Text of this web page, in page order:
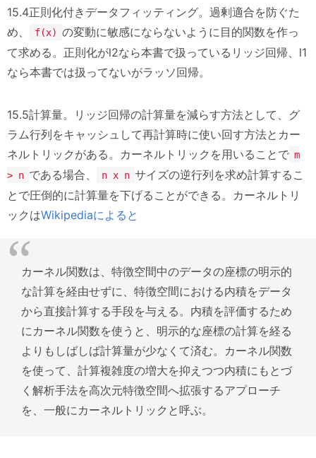
15.4正則化付きデータフィッティング。過剰適合を防ぐた
め、
f(x) の変動に敏感にならないように目的関数を作っ
て求める。正則化がl2なら本書で扱っているリッジ回帰、l1
なら本書では扱ってないがラッソ回帰。
15.5計算量。リッジ回帰の計算量を減らす方法として、グ
ラム行列をキャッシュして再計算時に使い回す方法とカー
ネルトリックがある。カーネルトリックを用いることで m
> n である場合、 n x n サイズの逆行列を求め計算するこ
とで圧倒的に計算量を下げることができる。カーネルトリ
ックはWikipediaによると
カーネル関数は、特徴空間中のデータの座標の明示的
な計算を経由せずに、特徴空間における内積をデータ
から直接計算する手段を与える。内積を評価するため
にカーネル関数を使うと、明示的な座標の計算を経る
よりもしばしば計算量が少なくて済む。カーネル関数
を使って、計算複雑度の増大を抑えつつ内積にもとづ
く解析手法を高次元特徴空間へ拡張するアプローチ
を、一般にカーネルトリックと呼ぶ。